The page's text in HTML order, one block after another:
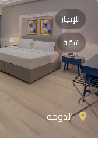
الدوحه
للإيجار
شقة